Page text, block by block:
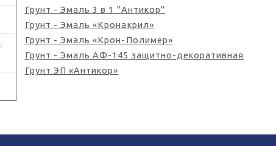
Грунт - Эмаль 3 в 1 "Антикор"
Грунт - Эмаль «Кронакрил»
Грунт - Эмаль «Крон-Полимер»
Грунт - Эмаль АФ-145 защитно-декоративная
Грунт ЭП «Антикор»